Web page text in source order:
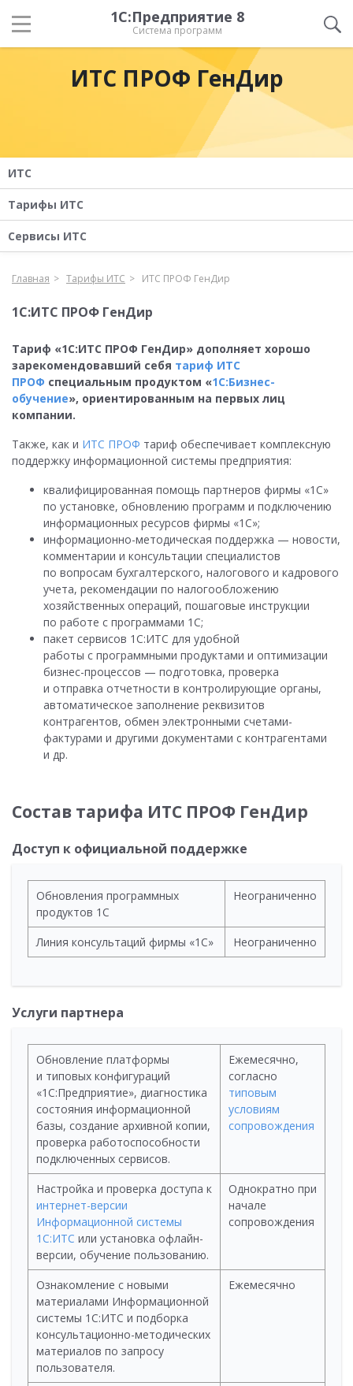
1С:Предприятие 8
Система программ
ИТС ПРОФ ГенДир
ИТС
Тарифы ИТС
Сервисы ИТС
Главная Тарифы ИТС ИТС ПРОФ ГенДир
1С:ИТС ПРОФ ГенДир
Тариф «1С:ИТС ПРОФ ГенДир» дополняет хорошо
зарекомендовавший себя тариф ИТС
ПРОФ специальным продуктом «1С:Бизнес-
обучение», ориентированным на первых лиц
компании.
Также, как и ИТС ПРОФ тариф обеспечивает комплексную
поддержку информационной системы предприятия:
квалифицированная помощь партнеров фирмы «1С»
по установке, обновлению программ и подключению
информационных ресурсов фирмы «1С»;
информационно-методическая поддержка — новости,
комментарии и консультации специалистов
по вопросам бухгалтерского, налогового и кадрового
учета, рекомендации по налогообложению
хозяйственных операций, пошаговые инструкции
по работе с программами 1С;
пакет сервисов 1С:ИТС для удобной
работы с программными продуктами и оптимизации
бизнес-процессов — подготовка, проверка
и отправка отчетности в контролирующие органы,
автоматическое заполнение реквизитов
контрагентов, обмен электронными счетами-
фактурами и другими документами с контрагентами
и др.
Состав тарифа ИТС ПРОФ ГенДир
Доступ к официальной поддержке
Обновления программных
продуктов 1С
Неограниченно
Линия консультаций фирмы «1С» Неограниченно
Услуги партнера
Обновление платформы
и типовых конфигураций
«1С:Предприятие», диагностика
состояния информационной
базы, создание архивной копии,
проверка работоспособности
подключенных сервисов.
Ежемесячно,
согласно
типовым
условиям
сопровождения
Настройка и проверка доступа к
интернет-версии
Информационной системы
1С:ИТС или установка офлайн-
версии, обучение пользованию.
Однократно при
начале
сопровождения
Ознакомление с новыми
материалами Информационной
системы 1С:ИТС и подборка
консультационно-методических
материалов по запросу
пользователя.
Ежемесячно